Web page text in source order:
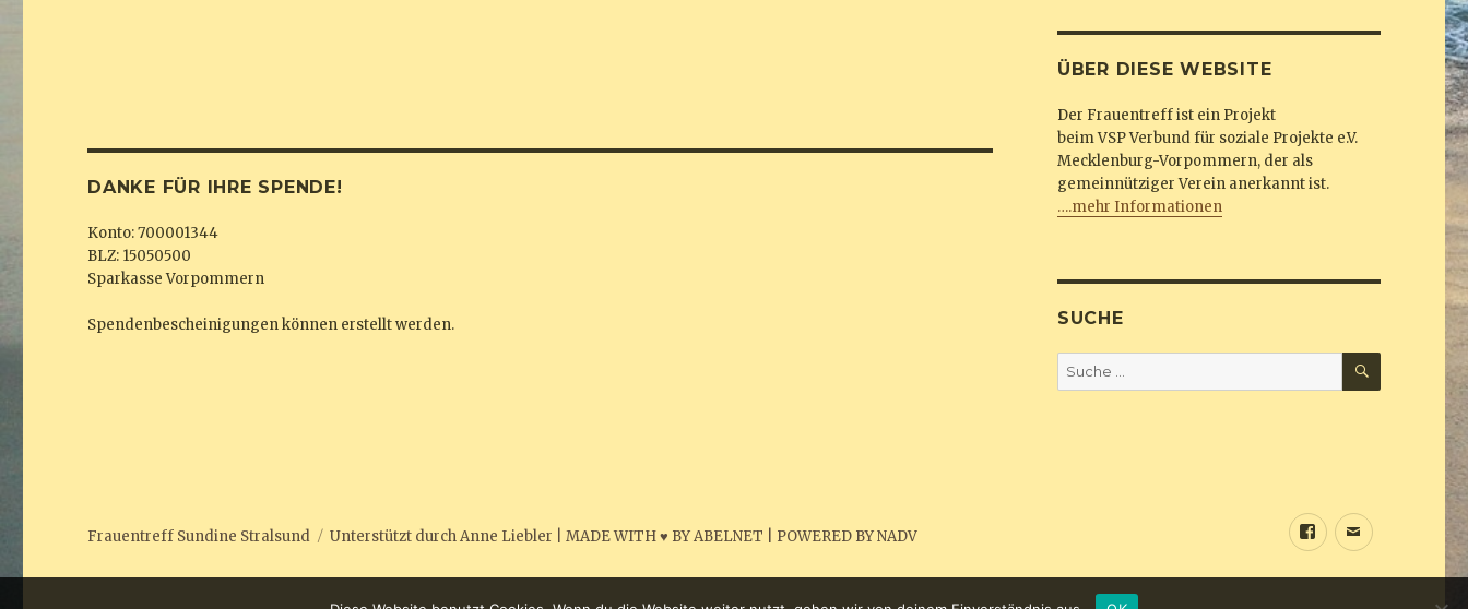
DANKE FÜR IHRE SPENDE!
Konto: 700001344
BLZ: 15050500
Sparkasse Vorpommern
Spendenbescheinigungen können erstellt werden.
ÜBER DIESE WEBSITE
Der Frauentreff ist ein Projekt
beim VSP Verbund für soziale Projekte e.V.
Mecklenburg-Vorpommern, der als
gemeinnütziger Verein anerkannt ist.
….mehr Informationen
SUCHE
Suche
nach:
SUCHEN
Sundine
E-
Frauentreff Sundine Stralsund Unterstützt durchAnne Liebler |MADE WITH ♥ BY ABELNET POWERED BY NADV